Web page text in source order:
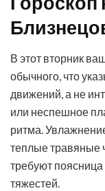
В этот вторник
обычного, что
движений, а не
или неспешное
ритма.
теплые травяные
требуют поясница
тяжестей.